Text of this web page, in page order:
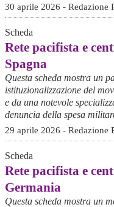
30 aprile 2026 - Redazione
Scheda
Rete pacifista e
Spagna
Questa scheda mostra un
istituzionalizzazione del
e da una notevole
denuncia della spesa
29 aprile 2026 - Redazione
Scheda
Rete pacifista e
Germania
Questa scheda mostra un